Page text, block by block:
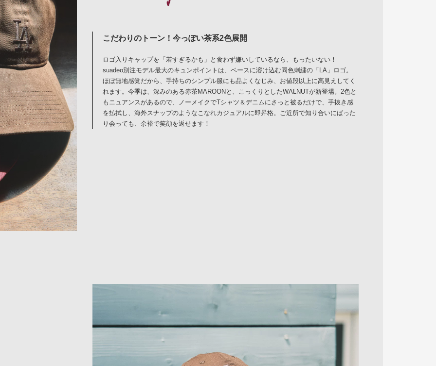
こだわりのトーン！今っぽい茶系2色展開
ロゴ入りキャップを「若すぎるかも」と食わず嫌いしているなら、もったいない！
suadeo別注モデル最大のキュンポイントは、ベースに溶け込む同色刺繍の「LA」ロゴ。
ほぼ無地感覚だから、手持ちのシンプル服にも品よくなじみ、お値段以上に高見えしてく
れます。今季は、深みのある赤茶MAROONと、こっくりとしたWALNUTが新登場。2色と
もニュアンスがあるので、ノーメイクでTシャツ＆デニムにさっと被るだけで、手抜き感
を払拭し、海外スナップのようなこなれカジュアルに即昇格。ご近所で知り合いにばった
り会っても、余裕で笑顔を返せます！